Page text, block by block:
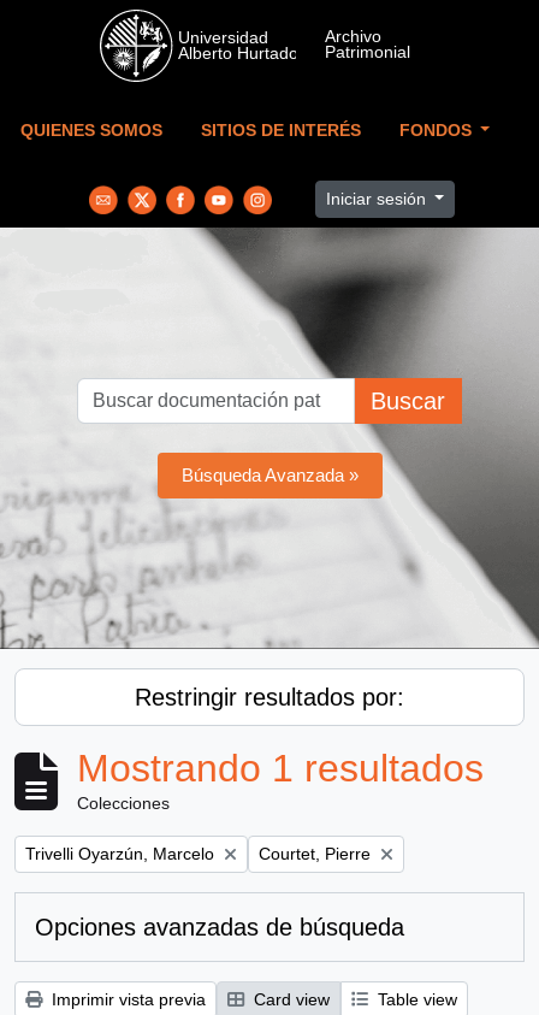
Skip to main content
QUIENES SOMOS SITIOS DE INTERÉS FONDOS
Iniciar sesión
Buscar
Búsqueda Avanzada »
Restringir resultados por:
Mostrando 1 resultados
Colecciones
Remove filter:
Trivelli Oyarzún, Marcelo Remove filter:
Courtet, Pierre
Opciones avanzadas de búsqueda
Imprimir vista previa Card view
Table view